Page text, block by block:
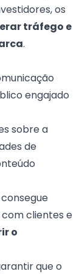
os
tráfego e
.
engajado
sobre a
de
clientes e
o
que o